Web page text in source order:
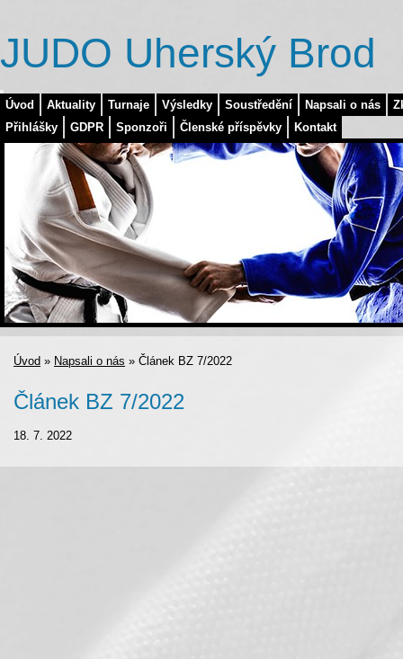
Úvod Aktuality Turnaje Výsledky Soustředění Napsali o nás
Přihlášky
GDPR Sponzoři Členské příspěvky Kontakt
JUDO Uherský Brod
Úvod » Napsali o nás » Článek BZ 7/2022
Článek BZ 7/2022
18. 7. 2022